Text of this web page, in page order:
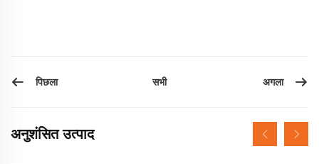
पिछला सभी अगला
अनुशंसित उत्पाद